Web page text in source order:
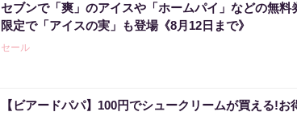
セブンで「爽」のアイスや「ホームパイ」などの無料
限定で「アイスの実」も登場《8月12日まで》
セール
【ビアードパパ】100円でシュークリームが買える!